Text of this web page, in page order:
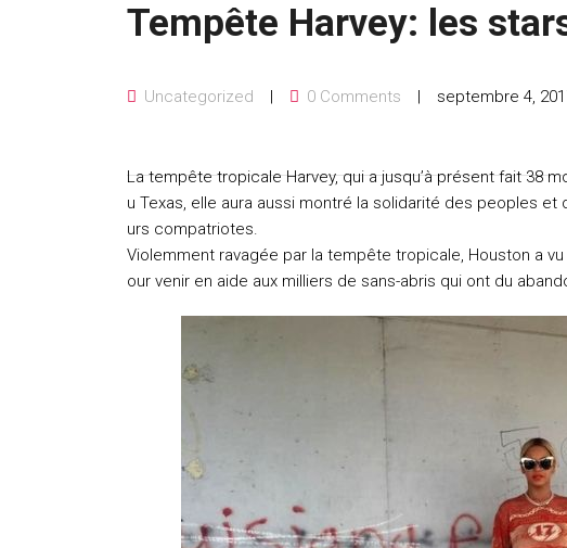
Tempête Harvey: les
Uncategorized 0 Comments septembre 4,
La tempête tropicale Harvey, qui a jusqu’à présent fait 38
u Texas, elle aura aussi montré la solidarité des peoples
urs compatriotes.
Violemment ravagée par la tempête tropicale, Houston a
our venir en aide aux milliers de sans-abris qui ont du